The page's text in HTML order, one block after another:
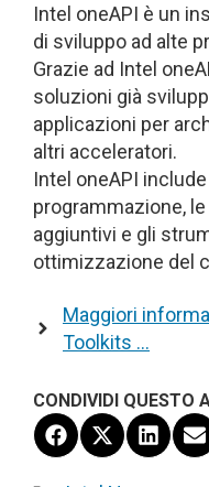
Intel oneAPI è un
di sviluppo ad alte
Grazie ad Intel
soluzioni già
applicazioni per
altri acceleratori.
Intel oneAPI
programmazione,
aggiuntivi e gli
ottimizzazione del
Maggiori
Toolkits …
CONDIVIDI QUESTO
Share
on
Share
on
Share
on
on